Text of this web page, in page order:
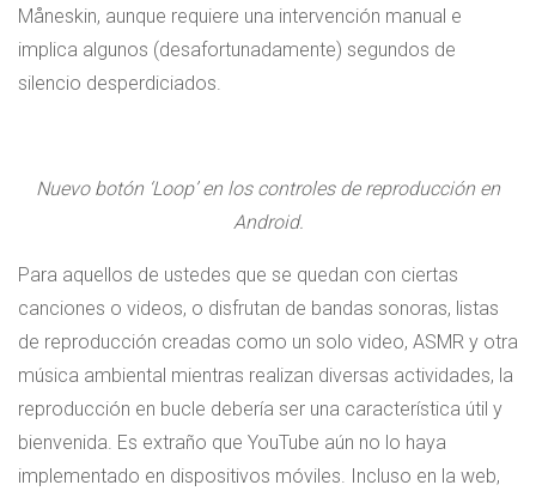
Måneskin, aunque requiere una intervención manual e
implica algunos (desafortunadamente) segundos de
silencio desperdiciados.
Nuevo botón ‘Loop’ en los controles de reproducción en
Android.
Para aquellos de ustedes que se quedan con ciertas
canciones o videos, o disfrutan de bandas sonoras, listas
de reproducción creadas como un solo video, ASMR y otra
música ambiental mientras realizan diversas actividades, la
reproducción en bucle debería ser una característica útil y
bienvenida. Es extraño que YouTube aún no lo haya
implementado en dispositivos móviles. Incluso en la web,